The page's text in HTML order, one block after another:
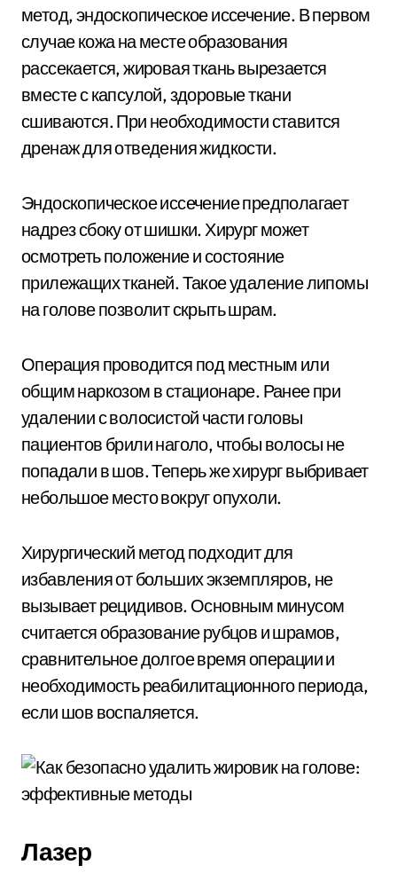
метод, эндоскопическое иссечение. В первом
случае кожа на месте образования
рассекается, жировая ткань вырезается
вместе с капсулой, здоровые ткани
сшиваются. При необходимости ставится
дренаж для отведения жидкости.
Эндоскопическое иссечение предполагает
надрез сбоку от шишки. Хирург может
осмотреть положение и состояние
прилежащих тканей. Такое удаление липомы
на голове позволит скрыть шрам.
Операция проводится под местным или
общим наркозом в стационаре. Ранее при
удалении с волосистой части головы
пациентов брили наголо, чтобы волосы не
попадали в шов. Теперь же хирург выбривает
небольшое место вокруг опухоли.
Хирургический метод подходит для
избавления от больших экземпляров, не
вызывает рецидивов. Основным минусом
считается образование рубцов и шрамов,
сравнительное долгое время операции и
необходимость реабилитационного периода,
если шов воспаляется.
Лазер